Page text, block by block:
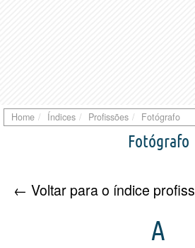
Home Índices Profissões Fotógrafo
Fotógrafo
← Voltar para o índice
A